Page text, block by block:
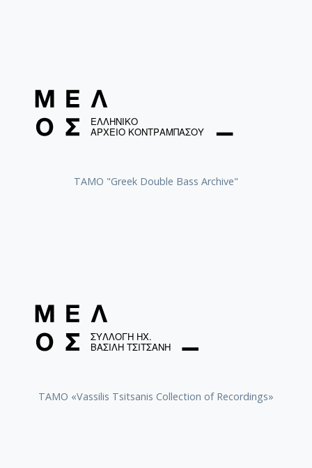
ΤΑΜΟ "Greek Double Bass Archive"
TAMO «Vassilis Tsitsanis Collection of Recordings»